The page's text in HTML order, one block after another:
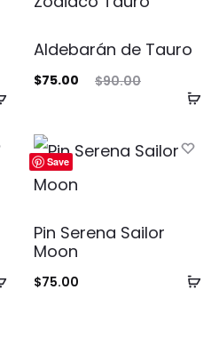
Añadir
carrito
Aldebarán de Tauro
$90.00
El
original
era:
$90.00.
$75.00
actual
es:
Añadir
Save
Pin Serena Sailor
Moon
$75.00